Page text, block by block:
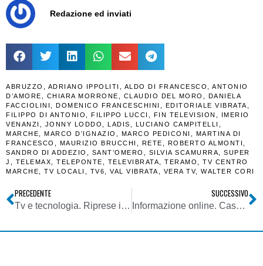
Redazione ed inviati
ABRUZZO ADRIANO IPPOLITI ALDO DI FRANCESCO
ANTONIO
D’AMORE
CHIARA MORRONE CLAUDIO DEL MORO
DANIELA
FACCIOLINI
DOMENICO FRANCESCHINI EDITORIALE VIBRATA
FILIPPO DI ANTONIO
FILIPPO LUCCI FIN TELEVISION
IMERIO
VENANZI
JONNY LODDO LADIS LUCIANO CAMPITELLI
MARCHE
MARCO D’IGNAZIO MARCO PEDICONI
MARTINA DI
FRANCESCO
MAURIZIO BRUCCHI RETE ROBERTO ALMONTI
SANDRO DI ADDEZIO
SANT’OMERO SILVIA SCAMURRA
SUPER
J
TELEMAX TELEPONTE TELEVIBRATA TERAMO
TV CENTRO
MARCHE
TV LOCALI TV6 VAL VIBRATA VERA TV, WALTER CORI
PRECEDENTE
Tv e tecnologia. Riprese in 8K: una breve panoramica sullo stato dell’arte in Italia
SUCCESSIVO
Informazione online. Cassazione: è attività giornalistica anche quelle prestata ai siti web. Irrilevante piattaforma